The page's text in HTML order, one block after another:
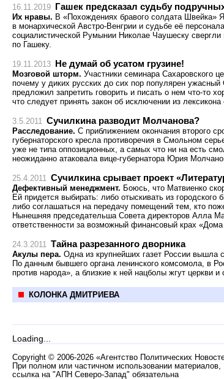
16.11.2019 Гашек предсказал судьбу
Их нравы. В «Похождениях бравого солдата Швейка»
в монархической Австро-Венгрии и судьбе её
социалистической Румынии Николае Чаушеску
по Гашеку.
19.11.2013 Не думай об усатом грузине!
Мозговой шторм. Участники семинара Сахаровского
почему у диких русских до сих пор популярен
предложил запретить говорить и писать о нем что-то
что следует принять закон об исключении из
3.5.2011 Сучилкина разводит Молчанова?
Расследование. С приближением окончания второго
губернаторского кресла противоречия в Смольном
уже не типа оппозиционных, а самых что ни на есть
неожиданно атаковала вице-губернатора Юрия
25.4.2011 Сучилкина срывает проект
Дефективный менеджмент. Боюсь, что Матвиенко
Ей придется выбирать: либо отыскивать из
либо соглашаться на передачу помещений тем, кто
Нынешняя председательша Совета директоров Алла
ответственности за возможный финансовый крах «Дома
24.3.2011 Тайна разрезанного дворника
Акулы пера. Одна из крупнейших газет России вышла
По данным бывшего органа ленинского комсомола, в
против народа», а близкие к ней нацболы жгут церкви и
КОЛОНКА ДМИТРИЕВА
Loading...
Copyright © 2006-2026 «Агентство Политических
При полном или частичном использовании материалов,
ссылка на "АПН Северо-Запад" обязательна